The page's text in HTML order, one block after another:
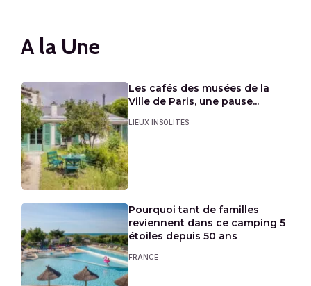
A la Une
Les cafés des musées de la
Ville de Paris, une pause...
LIEUX INSOLITES
Pourquoi tant de familles
reviennent dans ce camping 5
étoiles depuis 50 ans
FRANCE